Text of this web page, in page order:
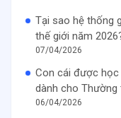
Tại sao hệ thống
thế giới năm
07/04/2026
Con cái được học
dành cho Thường
06/04/2026